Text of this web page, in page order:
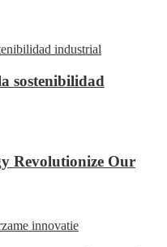
sostenibilidad
Revolutionize Our